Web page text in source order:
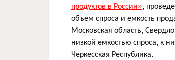
продуктов в России»,
объем спроса и емкость
Московская область,
низкой емкостью спроса, к
Черкесская Республика.